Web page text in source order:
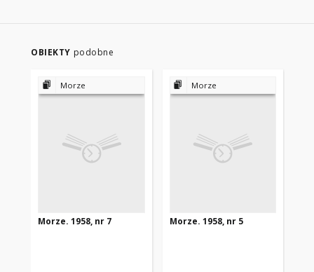
OBIEKTY podobne
Morze
Morze. 1958, nr 7
Morze
Morze. 1958, nr 5